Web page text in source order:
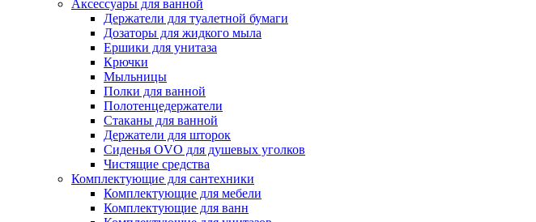
Аксессуары для ванной
Держатели для туалетной бумаги
Дозаторы для жидкого мыла
Ершики для унитаза
Крючки
Мыльницы
Полки для ванной
Полотенцедержатели
Стаканы для ванной
Держатели для шторок
Сиденья OVO для душевых уголков
Чистящие средства
Комплектующие для сантехники
Комплектующие для мебели
Комплектующие для ванн